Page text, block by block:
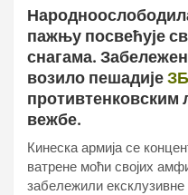
пажњу посвећује
снагама.
возило пешадије
противтенковским
вежбе.
Кинеска армија се
ватрене моћи својих
забележили ексклузивне